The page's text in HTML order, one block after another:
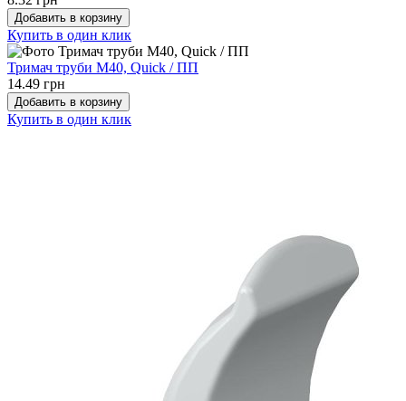
Добавить в корзину
Купить в один клик
Тримач труби М40, Quick / ПП
14.49 грн
Добавить в корзину
Купить в один клик